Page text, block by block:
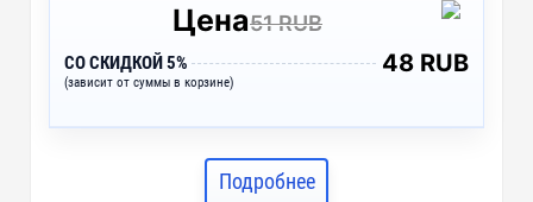
Цена51 RUB
СО СКИДКОЙ 5%
(зависит от суммы в корзине)
48 RUB
Подробнее